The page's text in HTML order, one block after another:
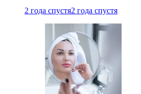
2 года спустя2 года спустя